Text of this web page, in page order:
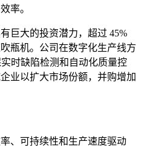
率。
巨大的投资潜力，超过 45%
瓶机。公司在数字化生产线方
时缺陷检测和自动化质量控
业以扩大市场份额，并购增加
、可持续性和生产速度驱动